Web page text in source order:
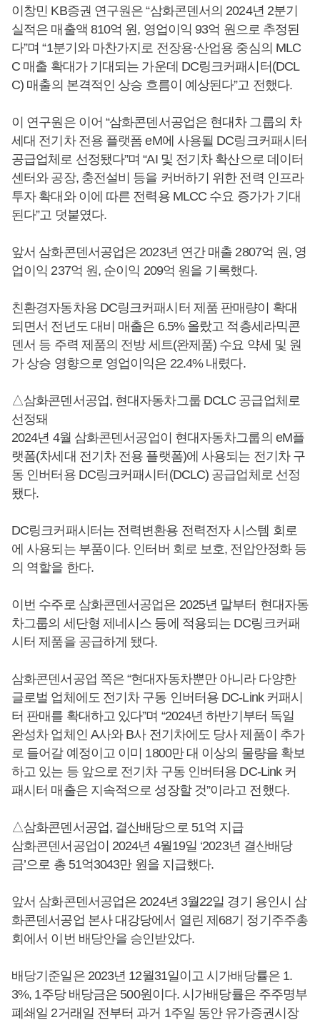
이창민 KB증권 연구원은 “삼화콘덴서의 2024년 2분기
실적은 매출액 810억 원, 영업이익 93억 원으로 추정된
다”며 “1분기와 마찬가지로 전장용·산업용 중심의 MLC
C 매출 확대가 기대되는 가운데 DC링크커패시터(DCL
C) 매출의 본격적인 상승 흐름이 예상된다”고 전했다.
이 연구원은 이어 “삼화콘덴서공업은 현대차 그룹의 차
세대 전기차 전용 플랫폼 eM에 사용될 DC링크커패시터
공급업체로 선정됐다”며 “AI 및 전기차 확산으로 데이터
센터와 공장, 충전설비 등을 커버하기 위한 전력 인프라
투자 확대와 이에 따른 전력용 MLCC 수요 증가가 기대
된다”고 덧붙였다.
앞서 삼화콘덴서공업은 2023년 연간 매출 2807억 원, 영
업이익 237억 원, 순이익 209억 원을 기록했다.
친환경자동차용 DC링크커패시터 제품 판매량이 확대
되면서 전년도 대비 매출은 6.5% 올랐고 적층세라믹콘
덴서 등 주력 제품의 전방 세트(완제품) 수요 약세 및 원
가 상승 영향으로 영업이익은 22.4% 내렸다.
△삼화콘덴서공업, 현대자동차그룹 DCLC 공급업체로
선정돼
2024년 4월 삼화콘덴서공업이 현대자동차그룹의 eM플
랫폼(차세대 전기차 전용 플랫폼)에 사용되는 전기차 구
동 인버터용 DC링크커패시터(DCLC) 공급업체로 선정
됐다.
DC링크커패시터는 전력변환용 전력전자 시스템 회로
에 사용되는 부품이다. 인터버 회로 보호, 전압안정화 등
의 역할을 한다.
이번 수주로 삼화콘덴서공업은 2025년 말부터 현대자동
차그룹의 세단형 제네시스 등에 적용되는 DC링크커패
시터 제품을 공급하게 됐다.
삼화콘덴서공업 쪽은 “현대자동차뿐만 아니라 다양한
글로벌 업체에도 전기차 구동 인버터용 DC-Link 커패시
터 판매를 확대하고 있다”며 “2024년 하반기부터 독일
완성차 업체인 A사와 B사 전기차에도 당사 제품이 추가
로 들어갈 예정이고 이미 1800만 대 이상의 물량을 확보
하고 있는 등 앞으로 전기차 구동 인버터용 DC-Link 커
패시터 매출은 지속적으로 성장할 것”이라고 전했다.
△삼화콘덴서공업, 결산배당으로 51억 지급
삼화콘덴서공업이 2024년 4월19일 ‘2023년 결산배당
금’으로 총 51억3043만 원을 지급했다.
앞서 삼화콘덴서공업은 2024년 3월22일 경기 용인시 삼
화콘덴서공업 본사 대강당에서 열린 제68기 정기주주총
회에서 이번 배당안을 승인받았다.
배당기준일은 2023년 12월31일이고 시가배당률은 1.
3%, 1주당 배당금은 500원이다. 시가배당률은 주주명부
폐쇄일 2거래일 전부터 과거 1주일 동안 유가증권시장